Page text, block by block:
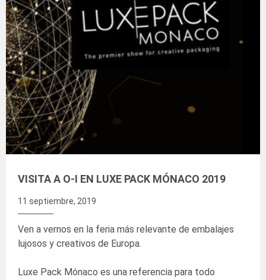
VISITA A O-I EN LUXE PACK MÓNACO 2019
11 septiembre, 2019
Ven a vernos en la feria más relevante de embalajes
lujosos y creativos de Europa.
Luxe Pack Mónaco es una referencia para todo